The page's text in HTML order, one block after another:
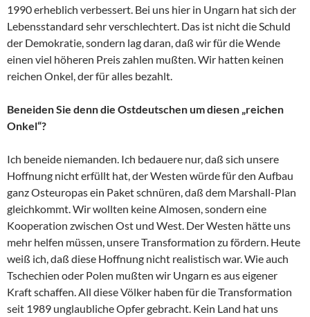
1990 erheblich verbessert. Bei uns hier in Ungarn hat sich der
Lebensstandard sehr verschlechtert. Das ist nicht die Schuld
der Demokratie, sondern lag daran, daß wir für die Wende
einen viel höheren Preis zahlen mußten. Wir hatten keinen
reichen Onkel, der für alles bezahlt.
Beneiden Sie denn die Ostdeutschen um diesen „reichen
Onkel“?
Ich beneide niemanden. Ich bedauere nur, daß sich unsere
Hoffnung nicht erfüllt hat, der Westen würde für den Aufbau
ganz Osteuropas ein Paket schnüren, daß dem Marshall-Plan
gleichkommt. Wir wollten keine Almosen, sondern eine
Kooperation zwischen Ost und West. Der Westen hätte uns
mehr helfen müssen, unsere Transformation zu fördern. Heute
weiß ich, daß diese Hoffnung nicht realistisch war. Wie auch
Tschechien oder Polen mußten wir Ungarn es aus eigener
Kraft schaffen. All diese Völker haben für die Transformation
seit 1989 unglaubliche Opfer gebracht. Kein Land hat uns